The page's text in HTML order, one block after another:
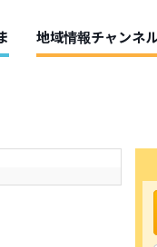
地域情報チャンネ